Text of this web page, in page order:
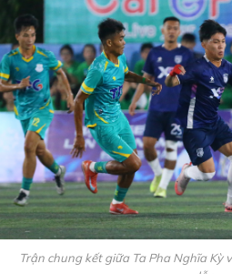
Trận chung kết giữa Ta Pha Nghĩa Kỳ